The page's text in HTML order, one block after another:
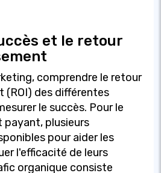
et le retour
comprendre le retour
(ROI) des différentes
le succès. Pour le
plusieurs
pour aider les
l'efficacité de leurs
organique consiste